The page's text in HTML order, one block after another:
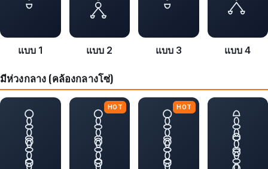
แบบ 1 แบบ 2 แบบ 3 แบบ 4
มีห่วงกลาง (คล้องกลางโซ่)
HOT HOT